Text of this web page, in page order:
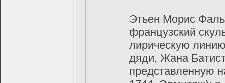
Этьен Морис
французский
лирическую
дяди, Жана
представленную